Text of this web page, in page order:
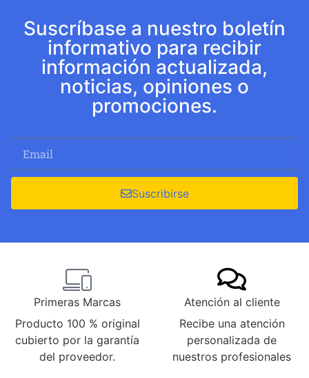
Suscríbase a nuestro boletín
informativo para recibir
información actualizada,
noticias, opiniones o
promociones.
Suscribirse
Primeras Marcas
Producto 100 % original
cubierto por la garantía
del proveedor.
Atención al cliente
Recibe una atención
personalizada de
nuestros profesionales